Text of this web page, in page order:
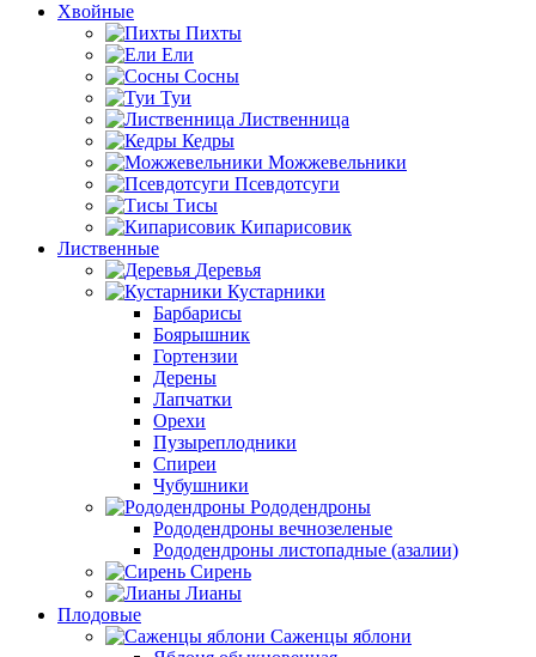
Хвойные
Пихты
Ели
Сосны
Туи
Лиственница
Кедры
Можжевельники
Псевдотсуги
Тисы
Кипарисовик
Лиственные
Деревья
Кустарники
Барбарисы
Боярышник
Гортензии
Дерены
Лапчатки
Орехи
Пузыреплодники
Спиреи
Чубушники
Рододендроны
Рододендроны вечнозеленые
Рододендроны листопадные (азалии)
Сирень
Лианы
Плодовые
Саженцы яблони